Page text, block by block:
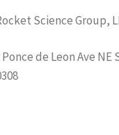
Science Group,
de Leon Ave NE